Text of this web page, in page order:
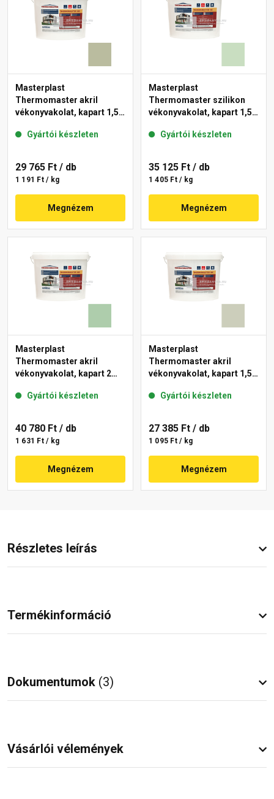
Masterplast
Thermomaster akril
vékonyvakolat, kapart 1,5
Gyártói készleten
29 765 Ft / db
1 191 Ft / kg
Megnézem
Masterplast
Thermomaster szilikon
vékonyvakolat, kapart 1,5
Gyártói készleten
35 125 Ft / db
1 405 Ft / kg
Megnézem
Masterplast
Thermomaster akril
vékonyvakolat, kapart 2
Gyártói készleten
40 780 Ft / db
1 631 Ft / kg
Megnézem
Masterplast
Thermomaster akril
vékonyvakolat, kapart 1,5
Gyártói készleten
27 385 Ft / db
1 095 Ft / kg
Megnézem
Részletes leírás
Termékinformáció
Dokumentumok (3)
Vásárlói vélemények